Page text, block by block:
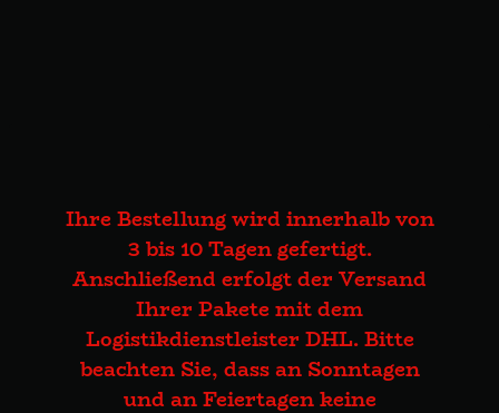
Ihre Bestellung wird innerhalb von
3 bis 10 Tagen gefertigt.
Anschließend erfolgt der Versand
Ihrer Pakete mit dem
Logistikdienstleister DHL. Bitte
beachten Sie, dass an Sonntagen
und an Feiertagen keine